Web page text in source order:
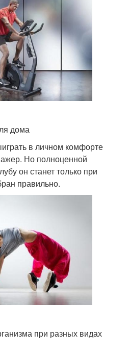
дома
в личном комфорте
Но полноценной
он станет только при
правильно.
при разных видах